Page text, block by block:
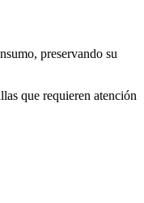
preservando su
que requieren atención